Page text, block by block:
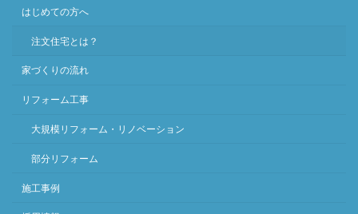
はじめての方へ
注文住宅とは？
家づくりの流れ
リフォーム工事
大規模リフォーム・リノベーション
部分リフォーム
施工事例